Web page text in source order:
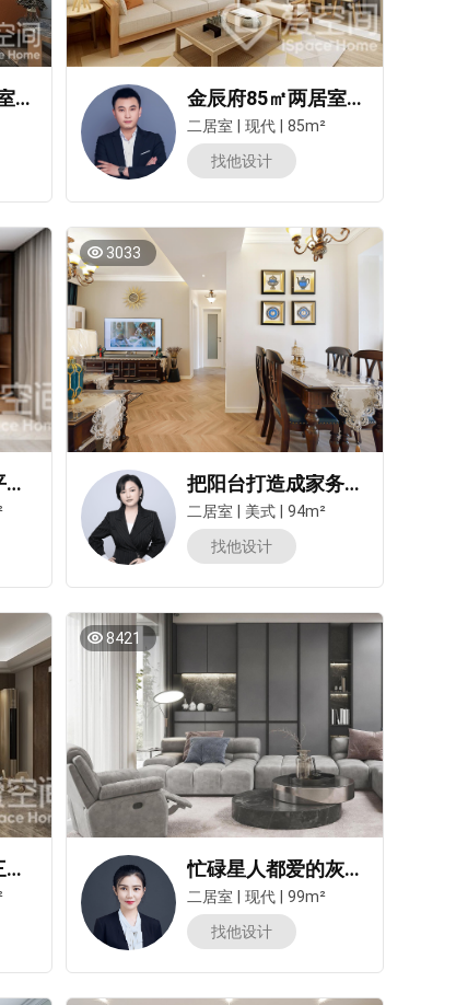
国誉府80㎡两居室现代简约风装修案例 金辰府85㎡两居室现代简约风装修案例
二居室 现代
85m²
找他设计
天正银河湾113平米三居室现代简约风装修案例
3033
把阳台打造成家务区，这套美式两居颜值拉满，实用性更高！
二居室 美式
94m²
找他设计
深业东岭120㎡三居室现代简约风装修案例
8421
忙碌星人都爱的灰色简约风，超好打理，每天多睡1小时！
二居室 现代
99m²
找他设计